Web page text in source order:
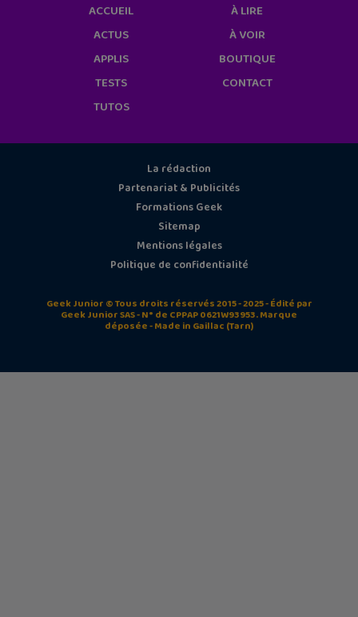
ACCUEIL
ACTUS
APPLIS
TESTS
TUTOS
À LIRE
À VOIR
BOUTIQUE
CONTACT
La rédaction
Partenariat & Publicités
Formations Geek
Sitemap
Mentions légales
Politique de confidentialité
Geek Junior © Tous droits réservés 2015 - 2025 - Édité par
Geek Junior SAS - N° de CPPAP 0621W93953. Marque
déposée - Made in Gaillac (Tarn)